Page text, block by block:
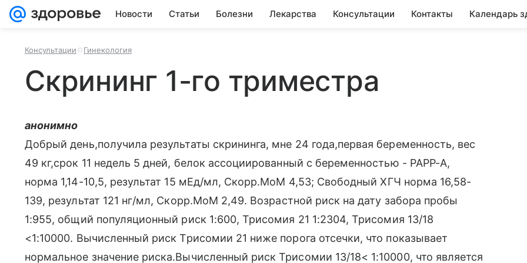
Новости Статьи Болезни Лекарства Консультации Контакты Календарь
Консультации Гинекология
Скрининг 1-го триместра
анонимно
Добрый день,получила результаты скрининга, мне 24 года,первая беременность, вес
49 кг,срок 11 недель 5 дней, белок ассоциированный с беременностью - РАРР-А,
норма 1,14-10,5, результат 15 мЕд/мл, Скорр.МоМ 4,53; Свободный ХГЧ норма 16,58-
139, результат 121 нг/мл, Скорр.МоМ 2,49. Возрастной риск на дату забора пробы
1:955, общий популяционный риск 1:600, Трисомия 21 1:2304, Трисомия 13/18
<1:10000. Вычисленный риск Трисомии 21 ниже порога отсечки, что показывает
нормальное значение риска.Вычисленный риск Трисомии 13/18< 1:10000, что является